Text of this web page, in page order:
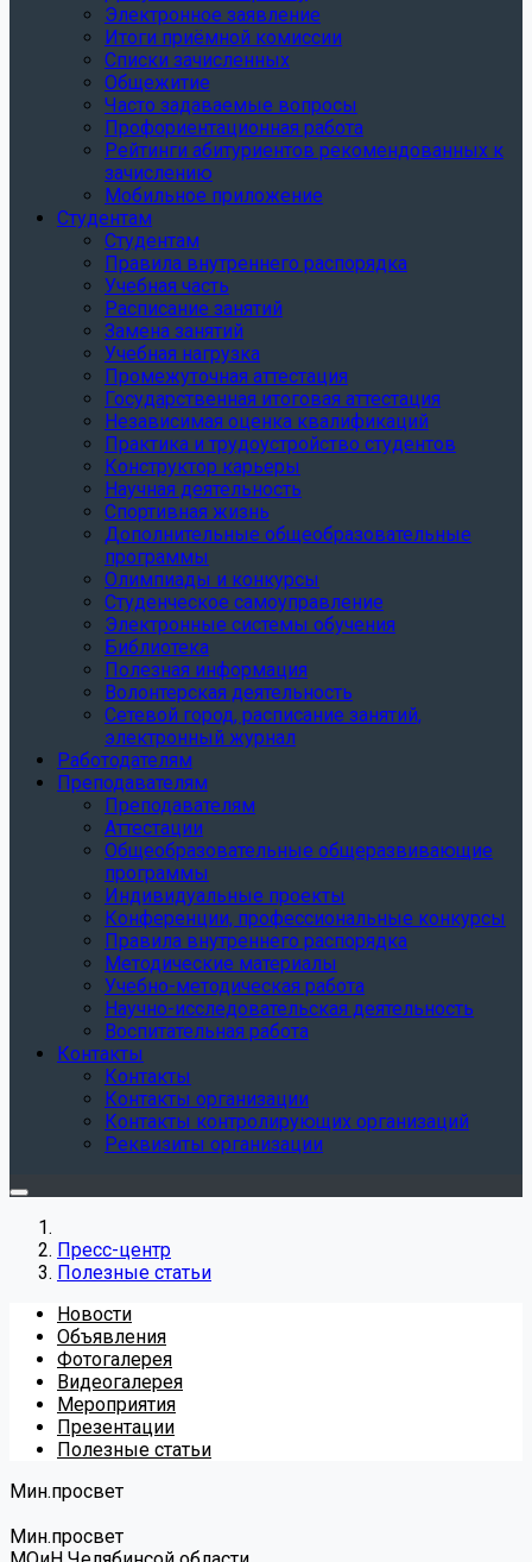
Электронное заявление
Итоги приёмной комиссии
Списки зачисленных
Общежитие
Часто задаваемые вопросы
Профориентационная работа
Рейтинги абитуриентов рекомендованных к
зачислению
Мобильное приложение
Студентам
Студентам
Правила внутреннего распорядка
Учебная часть
Расписание занятий
Замена занятий
Учебная нагрузка
Промежуточная аттестация
Государственная итоговая аттестация
Независимая оценка квалификаций
Практика и трудоустройство студентов
Конструктор карьеры
Научная деятельность
Спортивная жизнь
Дополнительные общеобразовательные
программы
Олимпиады и конкурсы
Студенческое самоуправление
Электронные системы обучения
Библиотека
Полезная информация
Волонтерская деятельность
Сетевой город, расписание занятий,
электронный журнал
Работодателям
Преподавателям
Преподавателям
Аттестации
Общеобразовательные общеразвивающие
программы
Индивидуальные проекты
Конференции, профессиональные конкурсы
Правила внутреннего распорядка
Методические материалы
Учебно-методическая работа
Научно-исследовательская деятельность
Воспитательная работа
Контакты
Контакты
Контакты организации
Контакты контролирующих организаций
Реквизиты организации
Пресс-центр
Полезные статьи
Новости
Объявления
Фотогалерея
Видеогалерея
Мероприятия
Презентации
Полезные статьи
Мин.просвет
Мин.просвет